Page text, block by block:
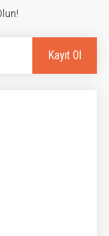
Kayıt Ol